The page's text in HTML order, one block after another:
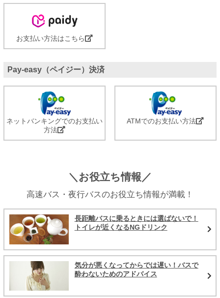
お支払い方法はこちら
Pay-easy（ペイジー）決済
ネットバンキングでのお支払い
方法
ATMでのお支払い方法
＼お役立ち情報／
高速バス・夜行バスのお役立ち情報が満載！
長距離バスに乗るときには選ばないで！
トイレが近くなるNGドリンク
気分が悪くなってからでは遅い！バスで
酔わないためのアドバイス